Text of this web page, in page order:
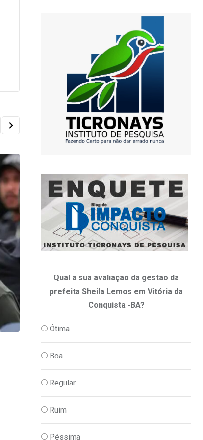
ECONOMIA
Em nova redução, Copom baixa taxa
06/08/2026
Qual a sua avaliação da gestão da
prefeita Sheila Lemos em Vitória da
Conquista -BA?
Ótima
Boa
Regular
Ruim
Péssima